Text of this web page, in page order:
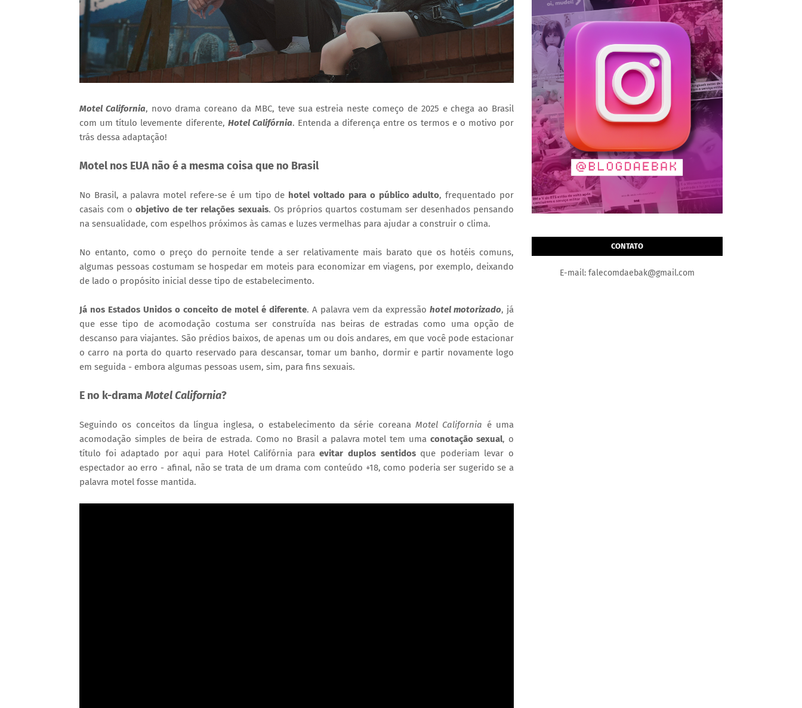
Motel California, novo drama coreano da MBC, teve sua estreia neste começo de 2025 e chega ao Brasil
com um título levemente diferente, Hotel Califórnia. Entenda a diferença entre os termos e o motivo por
trás dessa adaptação!
Motel nos EUA não é a mesma coisa que no Brasil
No Brasil, a palavra motel refere-se é um tipo de hotel voltado para o público adulto, frequentado por
casais com oobjetivo de ter relações sexuais. Os próprios quartos costumam ser desenhados pensando
na sensualidade, com espelhos próximos às camas e luzes vermelhas para ajudar a construir o clima.
No entanto, como o preço do pernoite tende a ser relativamente mais barato que os hotéis comuns,
algumas pessoas costumam se hospedar em moteis para economizar em viagens, por exemplo, deixando
de lado o propósito inicial desse tipo de estabelecimento.
Já nos Estados Unidos o conceito de motel é diferente. A palavra vem da expressão hotel motorizado, já
que esse tipo de acomodação costuma ser construída nas beiras de estradas como uma opção de
descanso para viajantes. São prédios baixos, de apenas um ou dois andares, em que você pode estacionar
o carro na porta do quarto reservado para descansar, tomar um banho, dormir e partir novamente logo
em seguida - embora algumas pessoas usem, sim, para fins sexuais.
E no k-dramaMotel California?
Seguindo os conceitos da língua inglesa, o estabelecimento da série coreana Motel California é uma
acomodação simples de beira de estrada. Como no Brasil a palavra motel tem uma conotação sexual, o
título foi adaptado por aqui para Hotel Califórnia paraevitar duplos sentidosque poderiam levar o
espectador ao erro - afinal, não se trata de um drama com conteúdo +18, como poderia ser sugerido se a
palavra motel fosse mantida.
CONTATO
E-mail: falecomdaebak@gmail.com